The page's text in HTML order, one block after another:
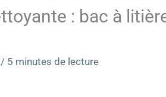
: bac à
/ 5 minutes de lecture